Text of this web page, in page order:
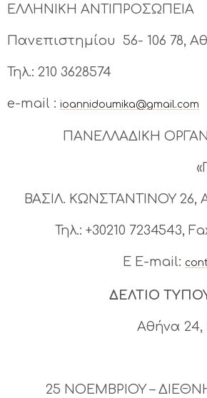
ΕΛΛΗΝΙΚΗ ΑΝΤΙΠΡΟΣΩΠΕΙΑ
Πανεπιστημίου 56- 106 78,
Τηλ.: 210 3628574
e-mail : ioannidoumika@gmail.com
ΠΑΝΕΛΛΑΔΙΚΗ
ΒΑΣΙΛ. ΚΩΝΣΤΑΝΤΙΝΟΥ 26,
Τηλ.: +30210 7234543,
E E-mail:
ΔΕΛΤΙΟ
Αθήνα 24,
25 ΝΟΕΜΒΡΙΟΥ –